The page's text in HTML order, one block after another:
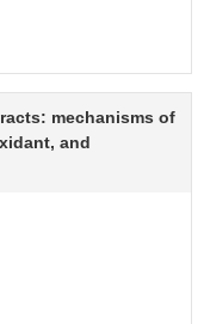
mechanisms of
and